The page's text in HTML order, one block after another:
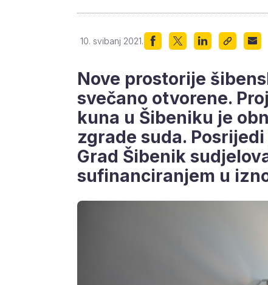
10. svibanj 2021.
Nove prostorije
svečano otvorene.
kuna u Šibeniku je
zgrade suda.
Grad Šibenik
sufinanciranjem u